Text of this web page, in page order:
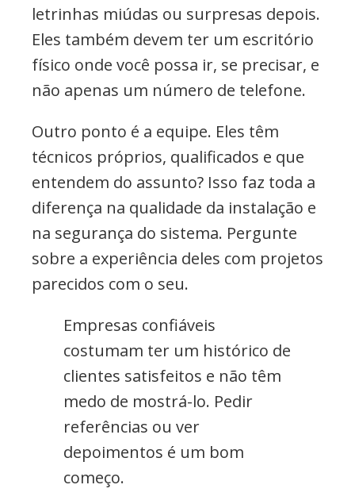
letrinhas miúdas ou surpresas depois.
Eles também devem ter um escritório
físico onde você possa ir, se precisar, e
não apenas um número de telefone.
Outro ponto é a equipe. Eles têm
técnicos próprios, qualificados e que
entendem do assunto? Isso faz toda a
diferença na qualidade da instalação e
na segurança do sistema. Pergunte
sobre a experiência deles com projetos
parecidos com o seu.
Empresas confiáveis
costumam ter um histórico de
clientes satisfeitos e não têm
medo de mostrá-lo. Pedir
referências ou ver
depoimentos é um bom
começo.